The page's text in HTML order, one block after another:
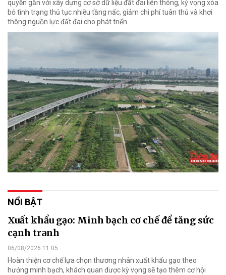
quyền gắn với xây dựng cơ sở dữ liệu đất đai liên thông, kỳ vọng xóa
bỏ tình trạng thủ tục nhiều tầng nấc, giảm chi phí tuân thủ và khơi
thông nguồn lực đất đai cho phát triển.
NỔI BẬT
Xuất khẩu gạo: Minh bạch cơ chế để tăng sức
cạnh tranh
06/08/2026 11:05
Hoàn thiện cơ chế lựa chọn thương nhân xuất khẩu gạo theo
hướng minh bạch, khách quan được kỳ vọng sẽ tạo thêm cơ hội